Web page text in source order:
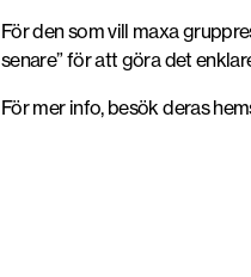
För den som vill maxa
senare” för att göra det
För mer info, besök deras